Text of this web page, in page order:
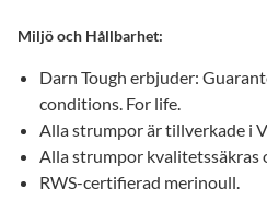
Miljö och Hållbarhet:
Darn Tough erbjuder:
conditions. For life.
Alla strumpor är tillverkade i
Alla strumpor kvalitetssäkras
RWS-certifierad merinoull.